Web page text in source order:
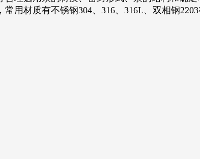
用材质有不锈钢304、316、316L、双相钢2203